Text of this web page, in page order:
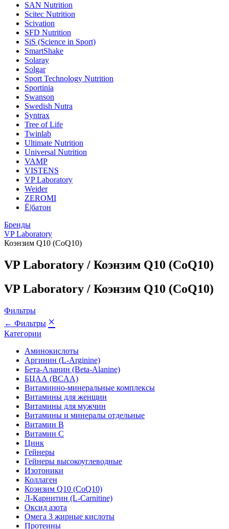
SAN Nutrition
Scitec Nutrition
Scivation
SFD Nutrition
SiS (Science in Sport)
SmartShake
Solaray
Solgar
Sport Technology Nutrition
Sportinia
Swanson
Swedish Nutra
Syntrax
Tree of Life
Twinlab
Ultimate Nutrition
Universal Nutrition
VAMP
VISTENS
VP Laboratory
Weider
ZEROMI
Ё|батон
Бренды
VP Laboratory
Коэнзим Q10 (CoQ10)
VP Laboratory / Коэнзим Q10 (CoQ10)
VP Laboratory / Коэнзим Q10 (CoQ10)
Фильтры
← Фильтры ×
Категории
Аминокислоты
Аргинин (L-Arginine)
Бета-Аланин (Beta-Alanine)
БЦАА (BCAA)
Витаминно-минеральные комплексы
Витамины для женщин
Витамины для мужчин
Витамины и минералы отдельные
Витамин B
Витамин C
Цинк
Гейнеры
Гейнеры высокоуглеводные
Изотоники
Коллаген
Коэнзим Q10 (CoQ10)
Л-Карнитин (L-Сarnitine)
Оксид азота
Омега 3 жирные кислоты
Протеины